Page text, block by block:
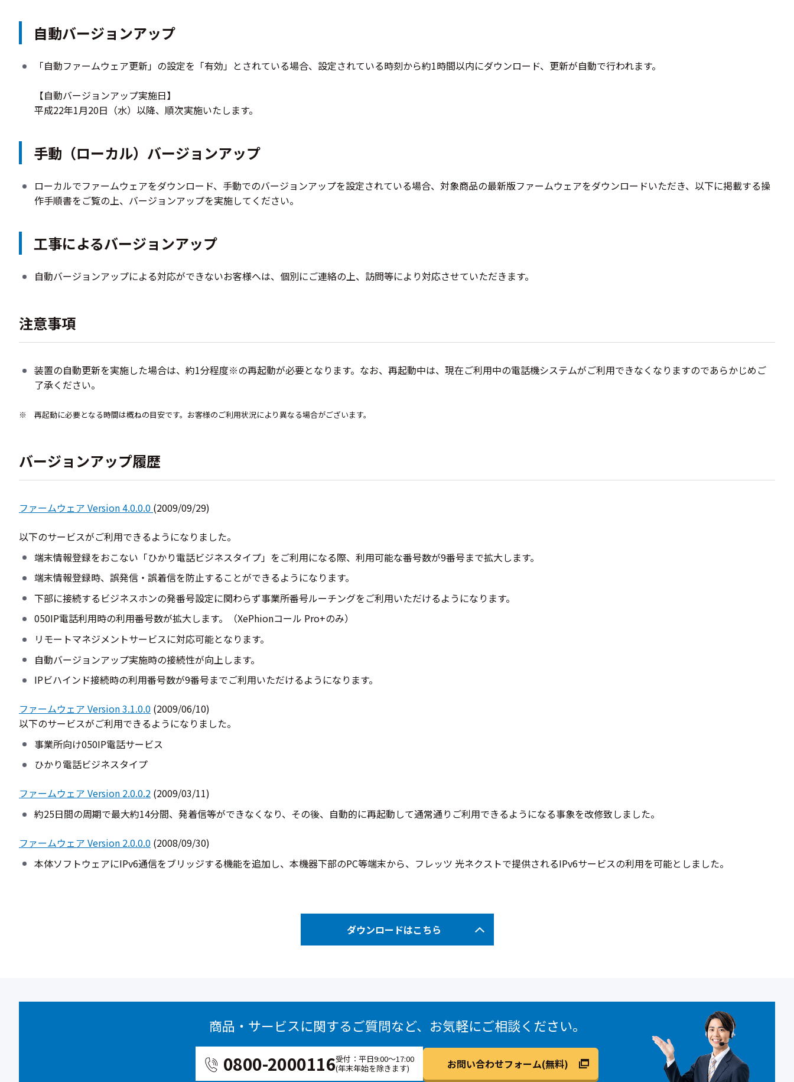
自動バージョンアップ
「自動ファームウェア更新」の設定を「有効」とされている場合、設定されている時刻から約1時間以内にダウンロード、更新が自動で行われます。
【自動バージョンアップ実施日】
平成22年1月20日（水）以降、順次実施いたします。
手動（ローカル）バージョンアップ
ローカルでファームウェアをダウンロード、手動でのバージョンアップを設定されている場合、対象商品の最新版ファームウェアをダウンロードいただき、以下に掲載する操
作手順書をご覧の上、バージョンアップを実施してください。
工事によるバージョンアップ
自動バージョンアップによる対応ができないお客様へは、個別にご連絡の上、訪問等により対応させていただきます。
注意事項
装置の自動更新を実施した場合は、約1分程度※の再起動が必要となります。なお、再起動中は、現在ご利用中の電話機システムがご利用できなくなりますのであらかじめご
了承ください。
※ 再起動に必要となる時間は概ねの目安です。お客様のご利用状況により異なる場合がございます。
バージョンアップ履歴
ファームウェア Version 4.0.0.0 (2009/09/29)
以下のサービスがご利用できるようになりました。
端末情報登録をおこない「ひかり電話ビジネスタイプ」をご利用になる際、利用可能な番号数が9番号まで拡大します。
端末情報登録時、誤発信・誤着信を防止することができるようになります。
下部に接続するビジネスホンの発番号設定に関わらず事業所番号ルーチングをご利用いただけるようになります。
050IP電話利用時の利用番号数が拡大します。（XePhionコール Pro+のみ）
リモートマネジメントサービスに対応可能となります。
自動バージョンアップ実施時の接続性が向上します。
IPビハインド接続時の利用番号数が9番号までご利用いただけるようになります。
ファームウェア Version 3.1.0.0 (2009/06/10)
以下のサービスがご利用できるようになりました。
事業所向け050IP電話サービス
ひかり電話ビジネスタイプ
ファームウェア Version 2.0.0.2 (2009/03/11)
約25日間の周期で最大約14分間、発着信等ができなくなり、その後、自動的に再起動して通常通りご利用できるようになる事象を改修致しました。
ファームウェア Version 2.0.0.0 (2008/09/30)
本体ソフトウェアにIPv6通信をブリッジする機能を追加し、本機器下部のPC等端末から、フレッツ 光ネクストで提供されるIPv6サービスの利用を可能としました。
ダウンロードはこちら
商品・サービスに関するご質問など、 お気軽にご相談ください。
0800-2000116受付：平日9:00～17:00
(年末年始を除きます)
お問い合わせフォーム(無料)